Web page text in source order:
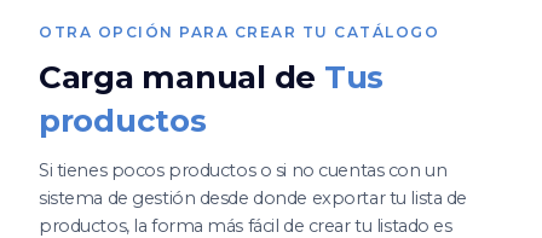
OTRA OPCIÓN PARA CREAR TU CATÁLOGO
Carga manual de Tus
productos
Si tienes pocos productos o si no cuentas con un
sistema de gestión desde donde exportar tu lista de
productos, la forma más fácil de crear tu listado es